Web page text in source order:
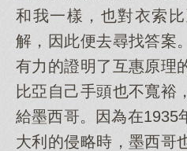
和我一樣，也對衣索
解，因此便去尋找答案
有力的證明了互惠原理
比亞自己手頭也不寬裕
給墨西哥。因為在1935
大利的侵略時，墨西哥